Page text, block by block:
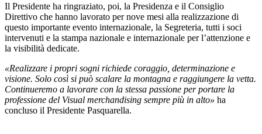
Il Presidente ha ringraziato, poi, la Presidenza e il Consiglio
Direttivo che hanno lavorato per nove mesi alla realizzazione di
questo importante evento internazionale, la Segreteria, tutti i soci
intervenuti e la stampa nazionale e internazionale per l’attenzione e
la visibilità dedicate.
«Realizzare i propri sogni richiede coraggio, determinazione e
visione. Solo così si può scalare la montagna e raggiungere la vetta.
Continueremo a lavorare con la stessa passione per portare la
professione del Visual merchandising sempre più in alto» ha
concluso il Presidente Pasquarella.